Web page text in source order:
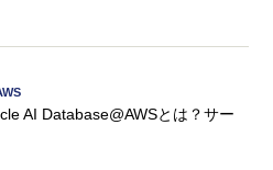
AI Database@AWSとは？サー